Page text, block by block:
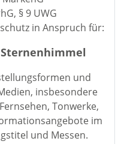
§ 9 UWG
in Anspruch für:
und
insbesondere
Tonwerke,
im
und Messen.